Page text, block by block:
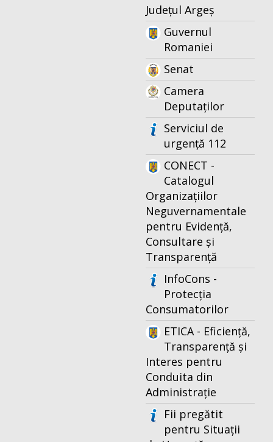
Județul Argeș
Guvernul
Romaniei
Senat
Camera
Deputaților
Serviciul de
urgență 112
CONECT -
Catalogul
Organizațiilor
Neguvernamentale
pentru Evidență,
Consultare și
Transparență
InfoCons -
Protecția
Consumatorilor
ETICA - Eficiență,
Transparență și
Interes pentru
Conduita din
Administrație
Fii pregătit
pentru Situații